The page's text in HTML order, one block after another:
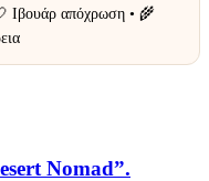
Ιβουάρ απόχρωση • 🌾
Nomad”.